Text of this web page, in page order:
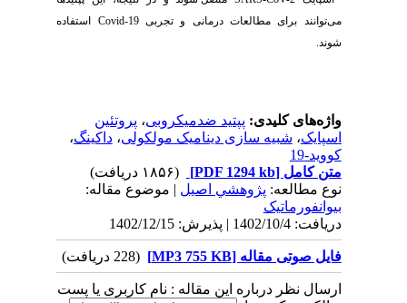
می‌توانند برای مطالعات درمانی و تجربی Covid-19 استفاده
شوند.
واژه‌های کلیدی:پپتید ضدمیکروبی،پروتئین
اسپایک،شبیه سازی دینامیک مولکولی،داکینگ،
کووید-19
متن کامل[PDF 1294 kb]
نوع مطالعه:پژوهشي اصیل| موضوع مقاله:
بیوانفورماتیک
دریافت: 1402/10/4 | پذیرش: 1402/12/15
فایل صوتی مقاله [MP3 755 KB] (228 دریافت)
ارسال نظر درباره این مقاله : نام کاربری یا پست